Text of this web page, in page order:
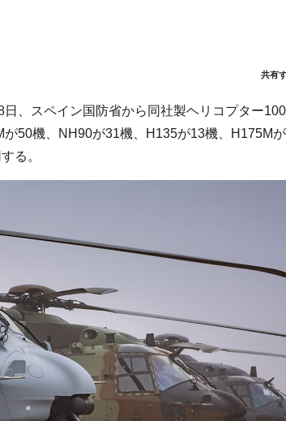
共有
、スペイン国防省から同社製ヘリコプター
50機、NH90が31機、H135が13機、H175M
る。